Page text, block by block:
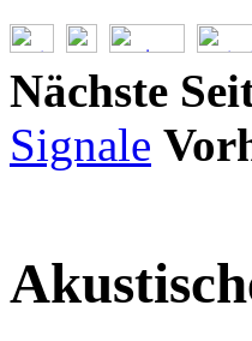
Nächste
Signale